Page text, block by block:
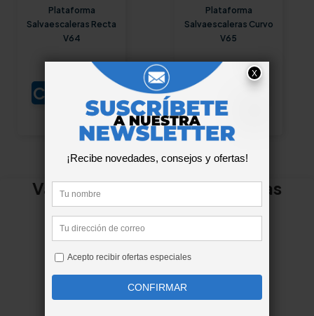
Plataforma
Salvaescaleras Recta
V64
Consultar
Plataforma
Salvaescaleras Curvo
V65
Consultar
Valoraciones Ortopedia Mimas